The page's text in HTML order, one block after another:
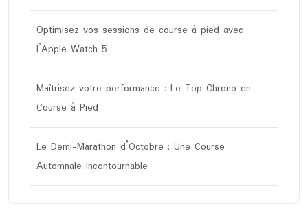
Optimisez vos sessions de course à pied avec
l’Apple Watch 5
Maîtrisez votre performance : Le Top Chrono en
Course à Pied
Le Demi-Marathon d’Octobre : Une Course
Automnale Incontournable